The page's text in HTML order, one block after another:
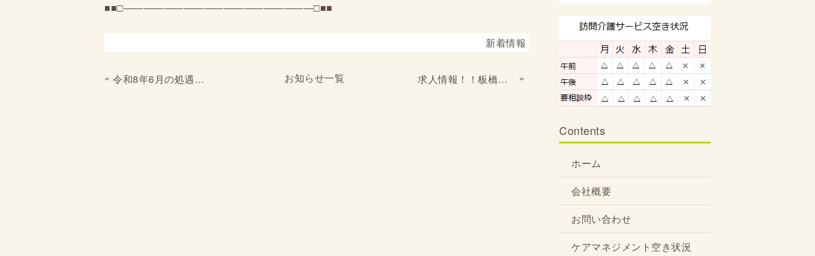
■■□―――――――――――――――――――□■■
新着情報
« 令和8年6月の処遇改善加算の変更に伴い、求人情報リニューアルしました！！ お知らせ一覧 求人情報！！板橋区高島平で登録ヘルパー、サービス提供責任者、ケアマネジャー急募！！！ »
Contents
ホーム
会社概要
お問い合わせ
ケアマネジメント空き状況